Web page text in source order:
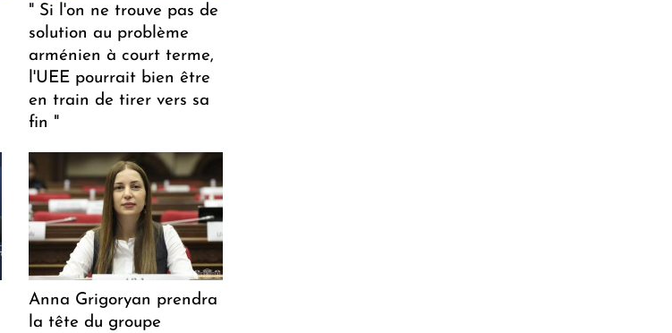
" Si l'on ne trouve pas de
solution au problème
arménien à court terme,
l'UEE pourrait bien être
en train de tirer vers sa
fin "
Anna Grigoryan prendra
la tête du groupe